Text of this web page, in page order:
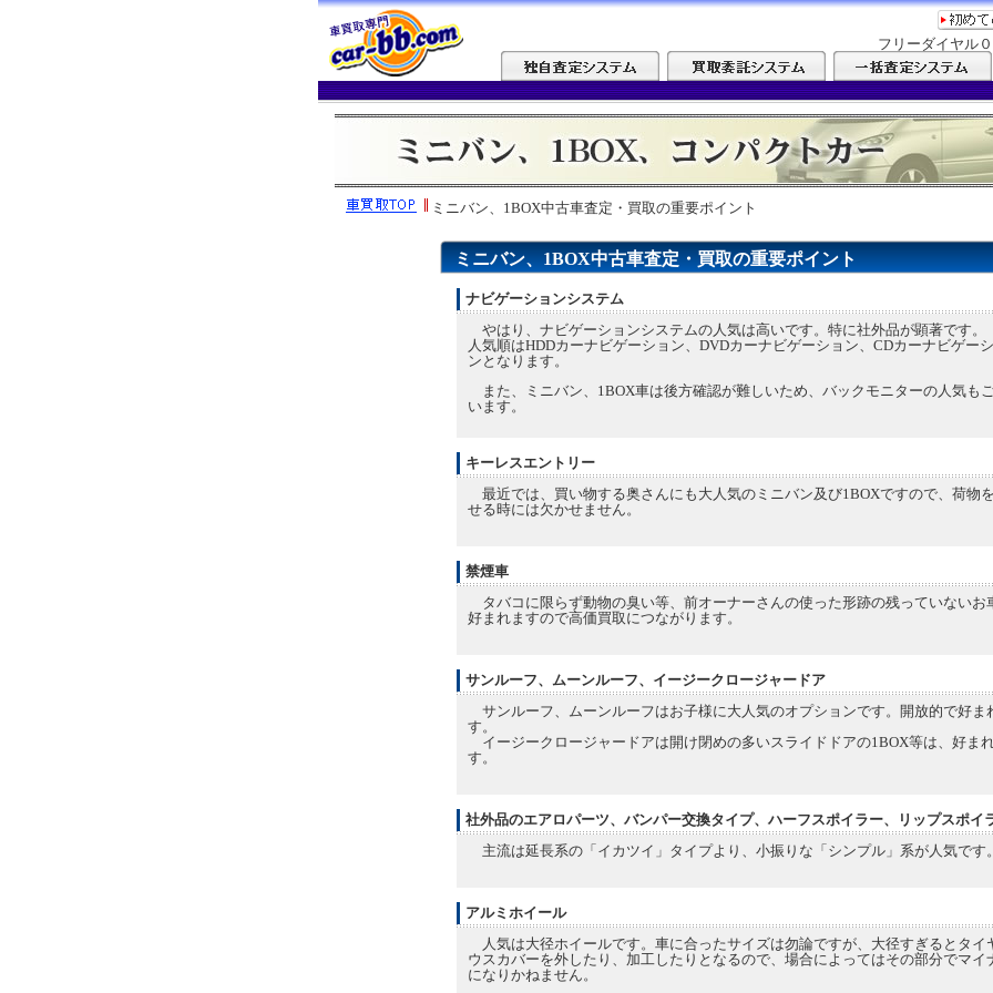
フリーダイヤル
ミニバン、1BOX中古車査定・買取の重要ポイント
ミニバン、1BOX中古車査定・買取の重要ポイント
ナビゲーションシステム
やはり、ナビゲーションシステムの人気は高いです。特に社外品が顕著です。
人気順はHDDカーナビゲーション、DVDカーナビゲーション、CDカーナビゲー
ンとなります。
また、ミニバン、1BOX車は後方確認が難しいため、バックモニターの人気も
います。
キーレスエントリー
最近では、買い物する奥さんにも大人気のミニバン及び1BOXですので、荷物
せる時には欠かせません。
禁煙車
タバコに限らず動物の臭い等、前オーナーさんの使った形跡の残っていないお
好まれますので高価買取につながります。
サンルーフ、ムーンルーフ、イージークロージャードア
サンルーフ、ムーンルーフはお子様に大人気のオプションです。開放的で好ま
す。
イージークロージャードアは開け閉めの多いスライドドアの1BOX等は、好ま
す。
社外品のエアロパーツ、バンパー交換タイプ、ハーフスポイラー、リップスポイ
主流は延長系の「イカツイ」タイプより、小振りな「シンプル」系が人気です。
アルミホイール
人気は大径ホイールです。車に合ったサイズは勿論ですが、大径すぎるとタイ
ウスカバーを外したり、加工したりとなるので、場合によってはその部分でマイ
になりかねません。